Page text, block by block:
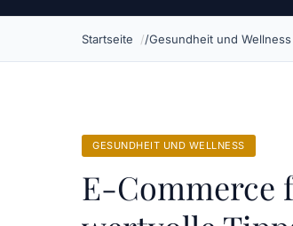
Startseite Gesundheit und Wellness
GESUNDHEIT UND WELLNESS
E-Commerce